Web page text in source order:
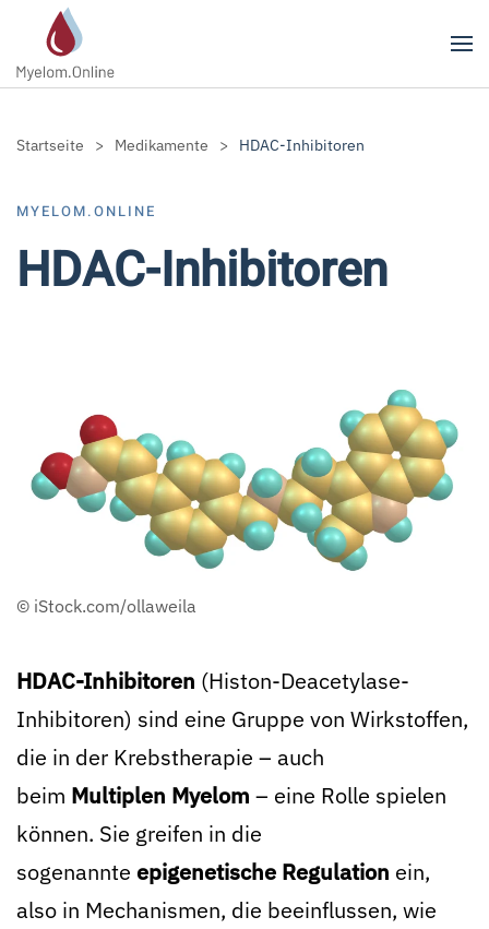
Zum Hauptinhalt springen
Startseite Medikamente HDAC-Inhibitoren
MYELOM.ONLINE
HDAC-Inhibitoren
© iStock.com/ollaweila
HDAC-Inhibitoren (Histon-Deacetylase-
Inhibitoren) sind eine Gruppe von Wirkstoffen,
die in der Krebstherapie – auch
beim Multiplen Myelom – eine Rolle spielen
können. Sie greifen in die
sogenannte epigenetische Regulation ein,
also in Mechanismen, die beeinflussen, wie